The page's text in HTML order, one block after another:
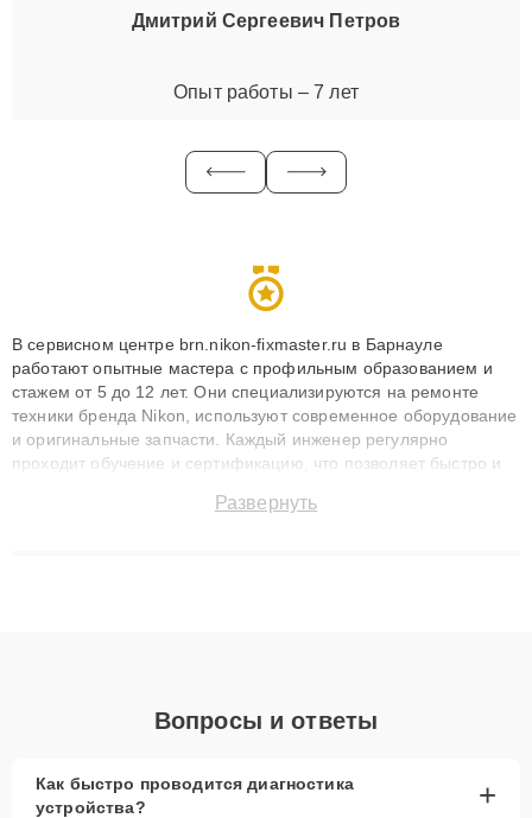
Дмитрий Сергеевич Петров
Опыт работы – 7 лет
В сервисном центре brn.nikon-fixmaster.ru в Барнауле
работают опытные мастера с профильным образованием и
стажем от 5 до 12 лет. Они специализируются на ремонте
техники бренда Nikon, используют современное оборудование
и оригинальные запчасти. Каждый инженер регулярно
проходит обучение и сертификацию, что позволяет быстро и
сохранением гарантии до 3 лет. Наши мастера решают
Развернуть
Вопросы и ответы
Как быстро проводится диагностика
устройства?
+